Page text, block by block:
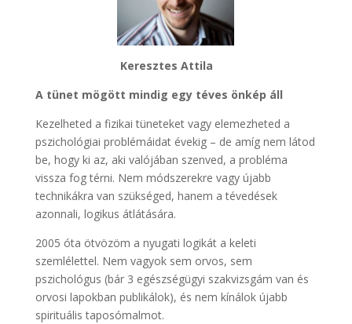
Keresztes Attila
A tünet mögött mindig egy téves önkép áll
Kezelheted a fizikai tüneteket vagy elemezheted a
pszichológiai problémáidat évekig – de amíg nem látod
be, hogy ki az, aki valójában szenved, a probléma
vissza fog térni. Nem módszerekre vagy újabb
technikákra van szükséged, hanem a tévedések
azonnali, logikus átlátására.
2005 óta ötvözöm a nyugati logikát a keleti
szemlélettel. Nem vagyok sem orvos, sem
pszichológus (bár 3 egészségügyi szakvizsgám van és
orvosi lapokban publikálok), és nem kínálok újabb
spirituális taposómalmot.